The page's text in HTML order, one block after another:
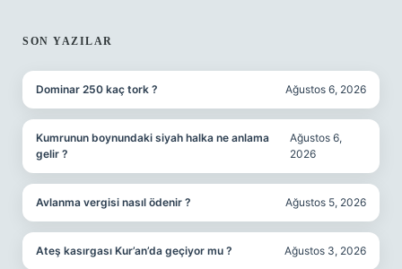
SON YAZILAR
Dominar 250 kaç tork ? Ağustos 6, 2026
Kumrunun boynundaki siyah halka ne anlama
gelir ?
Ağustos 6,
2026
Avlanma vergisi nasıl ödenir ? Ağustos 5, 2026
Ateş kasırgası Kur’an’da geçiyor mu ? Ağustos 3, 2026